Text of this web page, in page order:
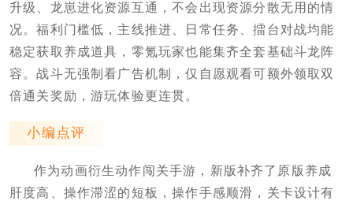
升级、龙崽进化资源互通，不会出现资源分散无用的情
况。福利门槛低，主线推进、日常任务、擂台对战均能
稳定获取养成道具，零氪玩家也能集齐全套基础斗龙阵
容。战斗无强制看广告机制，仅自愿观看可额外领取双
倍通关奖励，游玩体验更连贯。
小编点评
作为动画衍生动作闯关手游，新版补齐了原版养成
肝度高、操作滞涩的短板，操作手感顺滑，关卡设计有